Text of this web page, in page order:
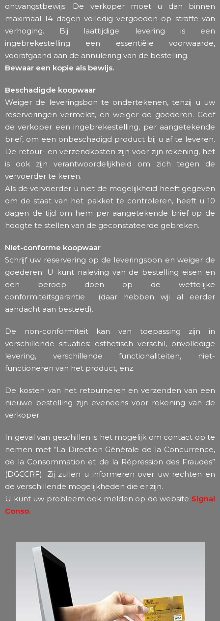
ontvangstbewijs. De verkoper moet u dan binnen
maximaal 14 dagen volledig vergoeden op straffe van
verhoging. Bij laattijdige levering is een
ingebrekestelling een essentiële voorwaarde,
voorafgaand aan de annulering van de bestelling.
Bewaar een kopie als bewijs.
Beschadigde koopwaar
Weiger de leveringsbon te ondertekenen, tenzij u uw
reserveringen vermeldt, en weiger de goederen. Geef
de verkoper een ingebrekestelling, per aangetekende
brief, om een onbeschadigd product bij u af te leveren.
De retour- en verzendkosten zijn voor zijn rekening, het
is ook zijn verantwoordelijkheid om zich tegen de
vervoerder te keren.
Als de vervoerder u niet de mogelijkheid heeft gegeven
om de staat van het pakket te controleren, heeft u 10
dagen de tijd om hem per aangetekende brief op de
hoogte te stellen van de geconstateerde gebreken.
Niet-conforme koopwaar
Schrijf uw reservering op de leveringsbon en weiger de
goederen. U kunt naleving van de bestelling eisen en
een beroep doen op de wettelijke
conformiteitsgarantie (daar hebben wji al eerder
aandacht aan besteed).
De non-conformiteit kan van toepassing zijn in
verschillende situaties: esthetisch verschil, onvolledige
levering, verschillende functionaliteiten, niet-
functioneren van het product, enz.
De kosten van het retourneren en verzenden van een
nieuwe bestelling zijn eveneens voor rekening van de
verkoper.
In geval van geschillen is het mogelijk om contact op te
nemen met “La Direction Générale de la Concurrence,
de la Consommation et de la Répression des Fraudes”
(DGCCRF). Zij zullen u informeren over uw rechten en
de verschillende mogelijkheden die er zijn.
U kunt uw probleem ook melden op de website Signal
Conso.